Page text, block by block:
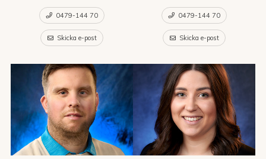
0479-144 70
Skicka e-post
0479-144 70
Skicka e-post